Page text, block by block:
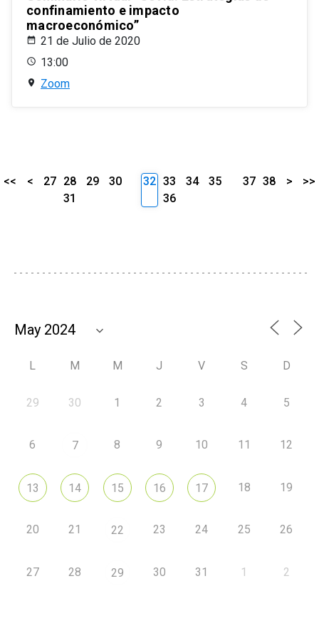
confinamiento e impacto
macroeconómico”
21 de Julio de 2020
13:00
Zoom
<< < 27 28 29
30
31
32 33 34
35
36
37 38 > >>
L M M J V S D
29 30 1 2 3 4 5
6 7 8 9 10 11 12
13 14 15 16 17 18 19
20 21 22 23 24 25 26
27 28 29 30 31 1 2